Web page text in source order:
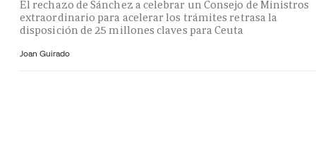
El rechazo de Sánchez a celebrar un Consejo de Ministros
extraordinario para acelerar los trámites retrasa la
disposición de 25 millones claves para Ceuta
Joan Guirado